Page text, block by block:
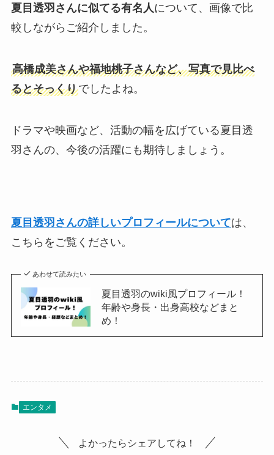
夏目透羽さんに似てる有名人 について、画像で比
較しながらご紹介しました。
高橋成美さんや福地桃子さんなど、写真で見比べ
るとそっくりでしたよね。
ドラマや映画など、活動の幅を広げている夏目透
羽さんの、今後の活躍にも期待しましょう。
夏目透羽さんの詳しいプロフィールについては、
こちらをご覧ください。
あわせて読みたい
夏目透羽のwiki風プロフィール！
年齢や身長・出身高校などまと
め！
エンタメ
よかったらシェアしてね！